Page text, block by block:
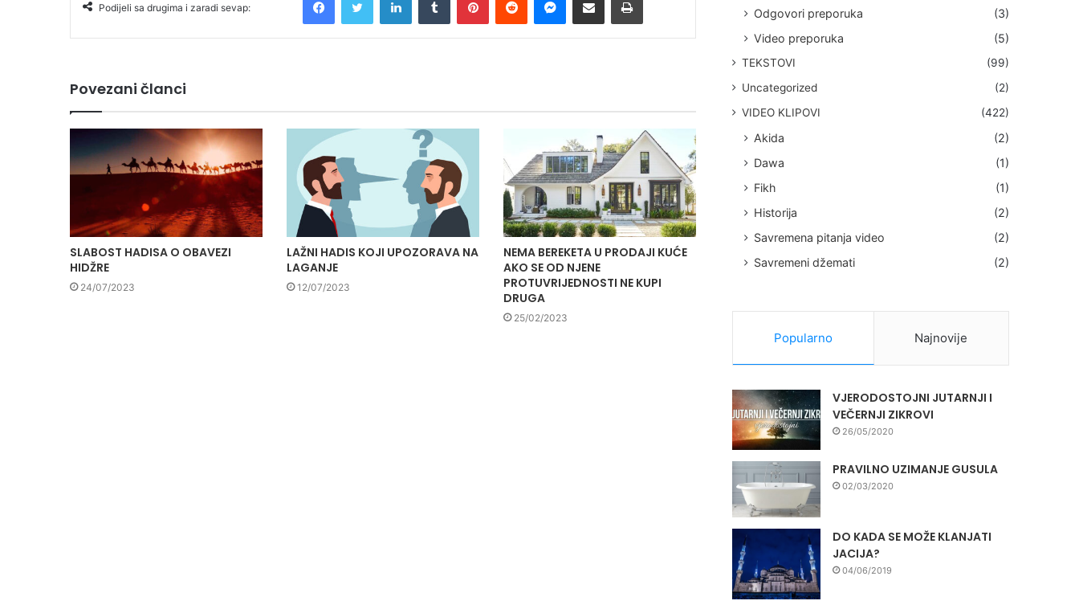
Podijeli sa drugima i zaradi sevap:
Povezani članci
SLABOST HADISA O OBAVEZI
HIDŽRE
24/07/2023
LAŽNI HADIS KOJI UPOZORAVA NA
LAGANJE
12/07/2023
NEMA BEREKETA U PRODAJI KUĆE
AKO SE OD NJENE
PROTUVRIJEDNOSTI NE KUPI
DRUGA
25/02/2023
Odgovori preporuka
(3)
Video preporuka
(5)
TEKSTOVI
(99)
Uncategorized
(2)
VIDEO KLIPOVI
(422)
Akida
(2)
Dawa
(1)
Fikh
(1)
Historija
(2)
Savremena pitanja video
(2)
Savremeni džemati
(2)
Popularno Najnovije
VJERODOSTOJNI JUTARNJI I
VEČERNJI ZIKROVI
26/05/2020
PRAVILNO UZIMANJE GUSULA
02/03/2020
DO KADA SE MOŽE KLANJATI
JACIJA?
04/06/2019